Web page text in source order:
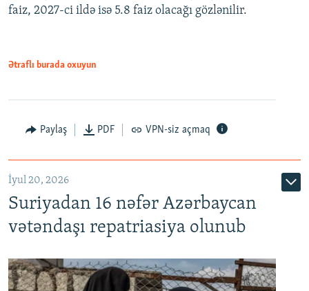
Auto
480p
faiz, 2027-ci ildə isə 5.8 faiz olacağı gözlənilir.
Ətraflı burada oxuyun
Paylaş PDF VPN-siz açmaq
İyul 20, 2026
Suriyadan 16 nəfər Azərbaycan
vətəndaşı repatriasiya olunub